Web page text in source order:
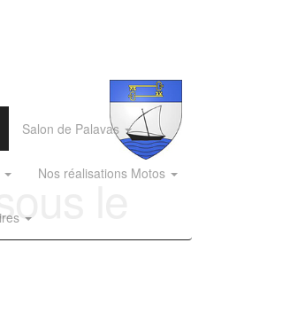
Salon de Palavas
Nos réalisations Motos
le